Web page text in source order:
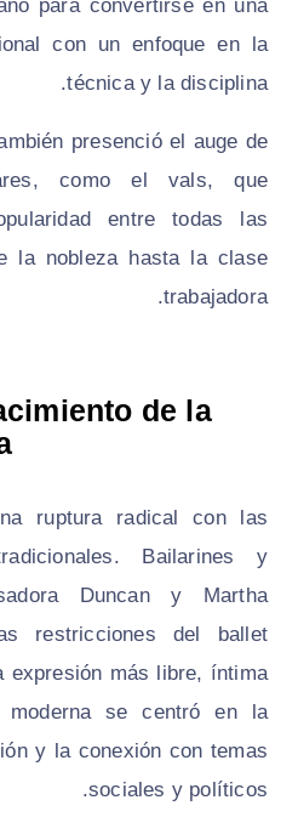
para convertirse en una
con un enfoque en la
técnica y la disciplina.
presenció el auge de
como el vals, que
entre todas las
la nobleza hasta la clase
trabajadora.
de la
ruptura radical con las
Bailarines y
Duncan y Martha
restricciones del ballet
expresión más libre, íntima
moderna se centró en la
y la conexión con temas
sociales y políticos.